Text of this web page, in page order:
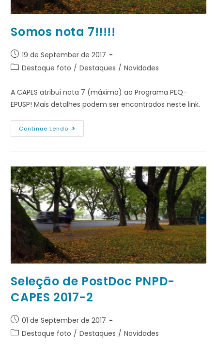
Somos nota 7!!!!!
19 de September de 2017
Destaque foto / Destaques / Novidades
A CAPES atribui nota 7 (máxima) ao Programa PEQ-
EPUSP! Mais detalhes podem ser encontrados neste link.
Continue Lendo
Seleção de PostDoc PNPD-
CAPES 2017-2
01 de September de 2017
Destaque foto / Destaques / Novidades